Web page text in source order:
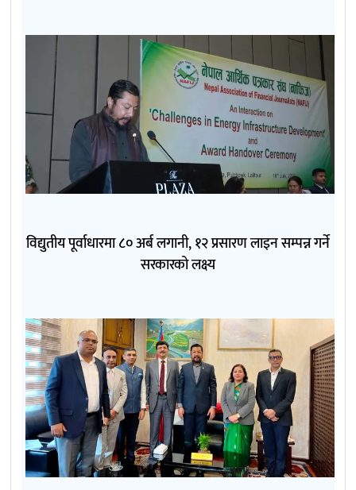
विद्युतीय पूर्वाधारमा ८० अर्ब लगानी, १२ प्रसारण लाइन सम्पन्न गर्ने
सरकारको लक्ष्य